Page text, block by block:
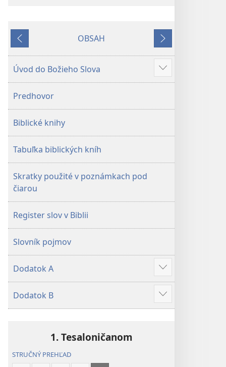
Biblia
Preklad
nového
–
Späť
OBSAH
Ďalej
Úvod do Božieho Slova
Zobraziť
viac
Predhovor
Biblické knihy
Tabuľka biblických kníh
Skratky použité v poznámkach pod
čiarou
Register slov v Biblii
Slovník pojmov
Dodatok A
Zobraziť
viac
Dodatok B
Zobraziť
viac
1. Tesaloničanom
STRUČNÝ PREHĽAD